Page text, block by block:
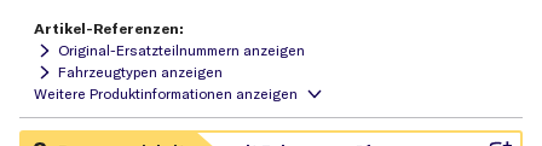
Artikel-Referenzen:
Original-Ersatzteilnummern anzeigen
Fahrzeugtypen anzeigen